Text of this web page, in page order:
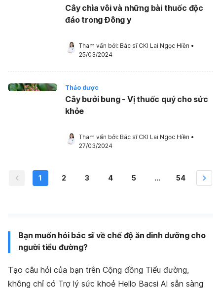
Cây chìa vôi và những bài thuốc độc
đáo trong Đông y
Tham vấn bởi: Bác sĩ CKI Lai Ngọc Hiền •
25/03/2024
Thảo dược
Cây bưởi bung - Vị thuốc quý cho sức
khỏe
Tham vấn bởi: Bác sĩ CKI Lai Ngọc Hiền •
27/03/2024
1 2 3 4 5 ... 54
Bạn muốn hỏi bác sĩ về chế độ ăn dinh dưỡng cho
người tiểu đường?
Tạo câu hỏi của bạn trên Cộng đồng Tiểu đường,
không chỉ có Trợ lý sức khoẻ Hello Bacsi AI sẵn sàng